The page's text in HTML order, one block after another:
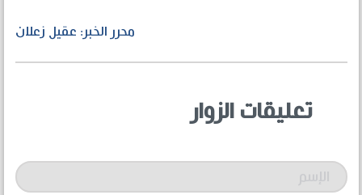
محرر الخبر: عقيل زعلان
تعليقات الزوار